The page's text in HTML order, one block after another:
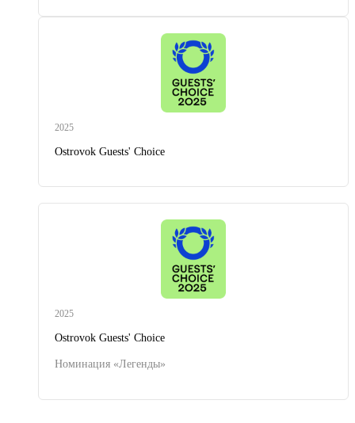
2025
Ostrovok Guests' Choice
2025
Ostrovok Guests' Choice
Номинация «Легенды»